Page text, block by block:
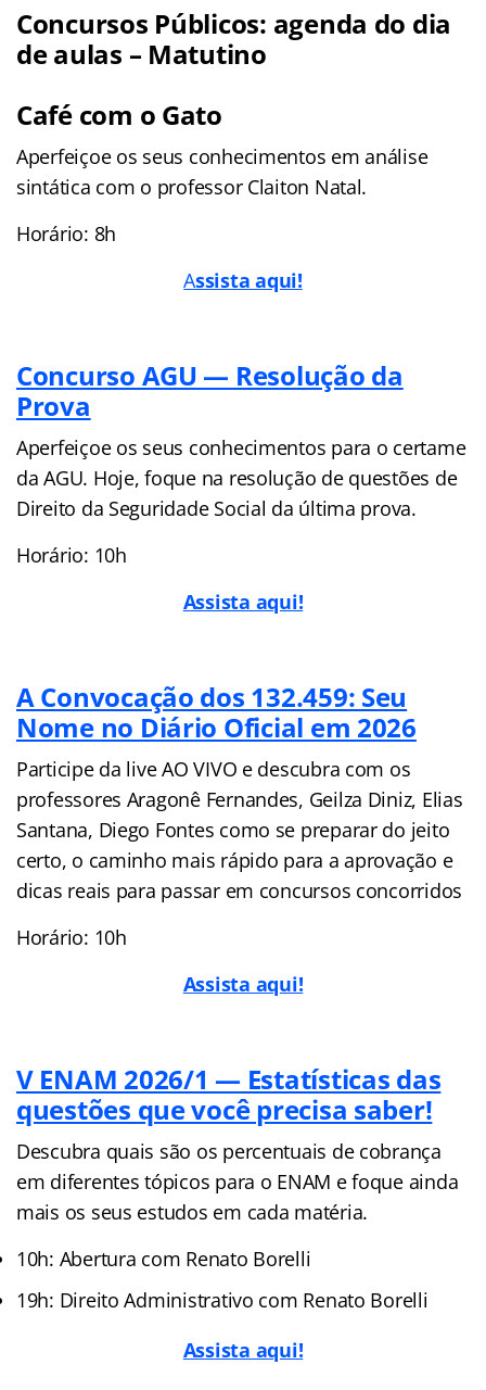
Concursos Públicos: agenda do dia
de aulas – Matutino
Café com o Gato
Aperfeiçoe os seus conhecimentos em análise
sintática com o professor Claiton Natal.
Horário: 8h
Assista aqui!
Concurso AGU — Resolução da
Prova
Aperfeiçoe os seus conhecimentos para o certame
da AGU. Hoje, foque na resolução de questões de
Direito da Seguridade Social da última prova.
Horário: 10h
Assista aqui!
A Convocação dos 132.459: Seu
Nome no Diário Oficial em 2026
Participe da live AO VIVO e descubra com os
professores Aragonê Fernandes, Geilza Diniz, Elias
Santana, Diego Fontes como se preparar do jeito
certo, o caminho mais rápido para a aprovação e
dicas reais para passar em concursos concorridos
Horário: 10h
Assista aqui!
V ENAM 2026/1 — Estatísticas das
questões que você precisa saber!
Descubra quais são os percentuais de cobrança
em diferentes tópicos para o ENAM e foque ainda
mais os seus estudos em cada matéria.
10h: Abertura com Renato Borelli
19h: Direito Administrativo com Renato Borelli
Assista aqui!